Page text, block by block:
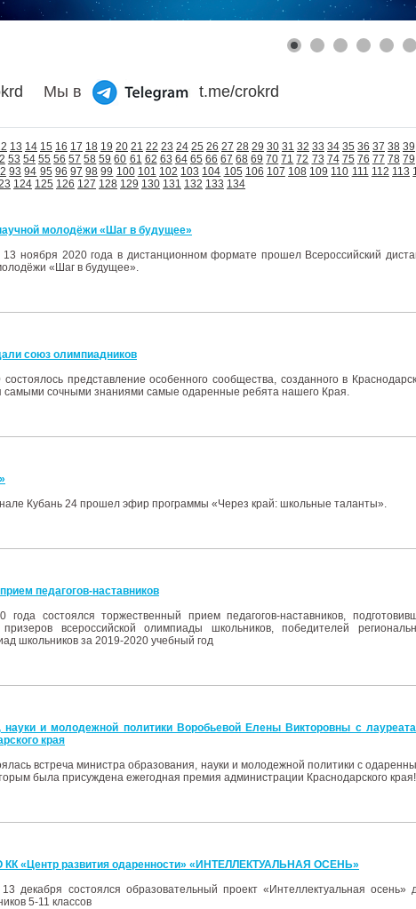
Мы в t.me/crokrd
13 14 15 16 17 18 19 20 21 22 23 24 25 26 27 28 29 30 31 32 33 34 35 36 37 38 39
53 54 55 56 57 58 59 60 61 62 63 64 65 66 67 68 69 70 71 72 73 74 75 76 77 78 79
93 94 95 96 97 98 99 100 101 102 103 104 105 106 107 108 109 110 111 112 113
124 125 126 127 128 129 130 131 132 133 134
молодёжи «Шаг в будущее»
ноября 2020 года в дистанционном формате прошел Всероссийский
«Шаг в будущее».
союз олимпиадников
представление особенного сообщества, созданного в
самыми сочными знаниями самые одаренные ребята нашего Края.
Кубань 24 прошел эфир программы «Через край: школьные таланты».
педагогов-наставников
года состоялся торжественный прием педагогов-наставников,
всероссийской олимпиады школьников, победителей
школьников за 2019-2020 учебный год
науки и молодежной политики Воробьевой Елены Викторовны с
края
встреча министра образования, науки и молодежной политики с
была присуждена ежегодная премия администрации Краснодарского края!
КК «Центр развития одаренности» «ИНТЕЛЛЕКТУАЛЬНАЯ ОСЕНЬ»
декабря состоялся образовательный проект «Интеллектуальная осень»
5-11 классов